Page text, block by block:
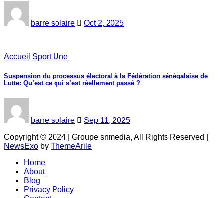
barre solaire Oct 2, 2025
Accueil Sport Une
‎Suspension du processus électoral à la Fédération sénégalaise de
Lutte: Qu’est ce qui s’est réellement passé ? ‎‎
barre solaire
Sep 11, 2025
Copyright © 2024 | Groupe snmedia, All Rights Reserved
NewsExo by ThemeArile
Home
About
Blog
Privacy Policy